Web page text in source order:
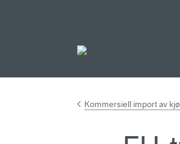
Kommersiell import av